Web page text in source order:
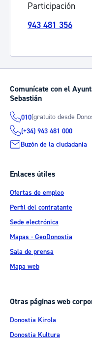
Participación
943 481 356
Comunícate con el
Sebastián
010(gratuito desde
(+34) 943 481 000
Buzón de la ciudadanía
Enlaces útiles
Ofertas de empleo
Perfil del contratante
Sede electrónica
Mapas - GeoDonostia
Sala de prensa
Mapa web
Otras páginas web
Donostia Kirola
Donostia Kultura